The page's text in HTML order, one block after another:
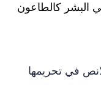
البشر كالطاعون
في تحريمها